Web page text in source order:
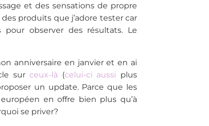
et des sensations de propre
produits que j’adore tester car
observer des résultats. Le
anniversaire en janvier et en ai
sur ceux-là (celui-ci aussi plus
un update. Parce que les
en offre bien plus qu’à
se priver?